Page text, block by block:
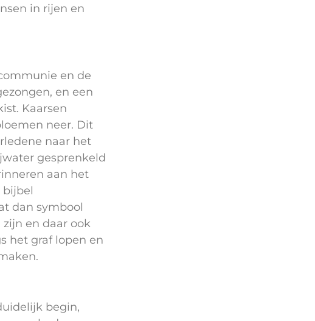
in rijen en
en de
en een
Kaarsen
neer. Dit
naar het
gesprenkeld
aan het
bijbel
dan symbool
en daar ook
het graf lopen en
begin,